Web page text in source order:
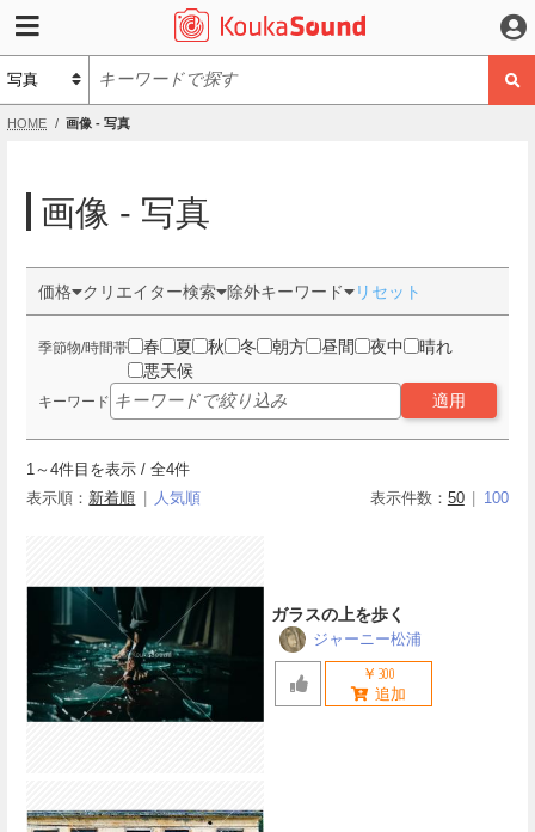
HOME 画像 - 写真
画像 - 写真
価格 クリエイター検索 除外キーワード リセット
季節物/時間帯 春 夏 秋 冬 朝方 昼間 夜中
晴れ
悪天候
キーワード 適用
1 ～4件目を表示 / 全4件
表示順： 新着順 人気順 表示件数： 50 100
ガラスの上を歩く
ジャーニー松浦
￥300